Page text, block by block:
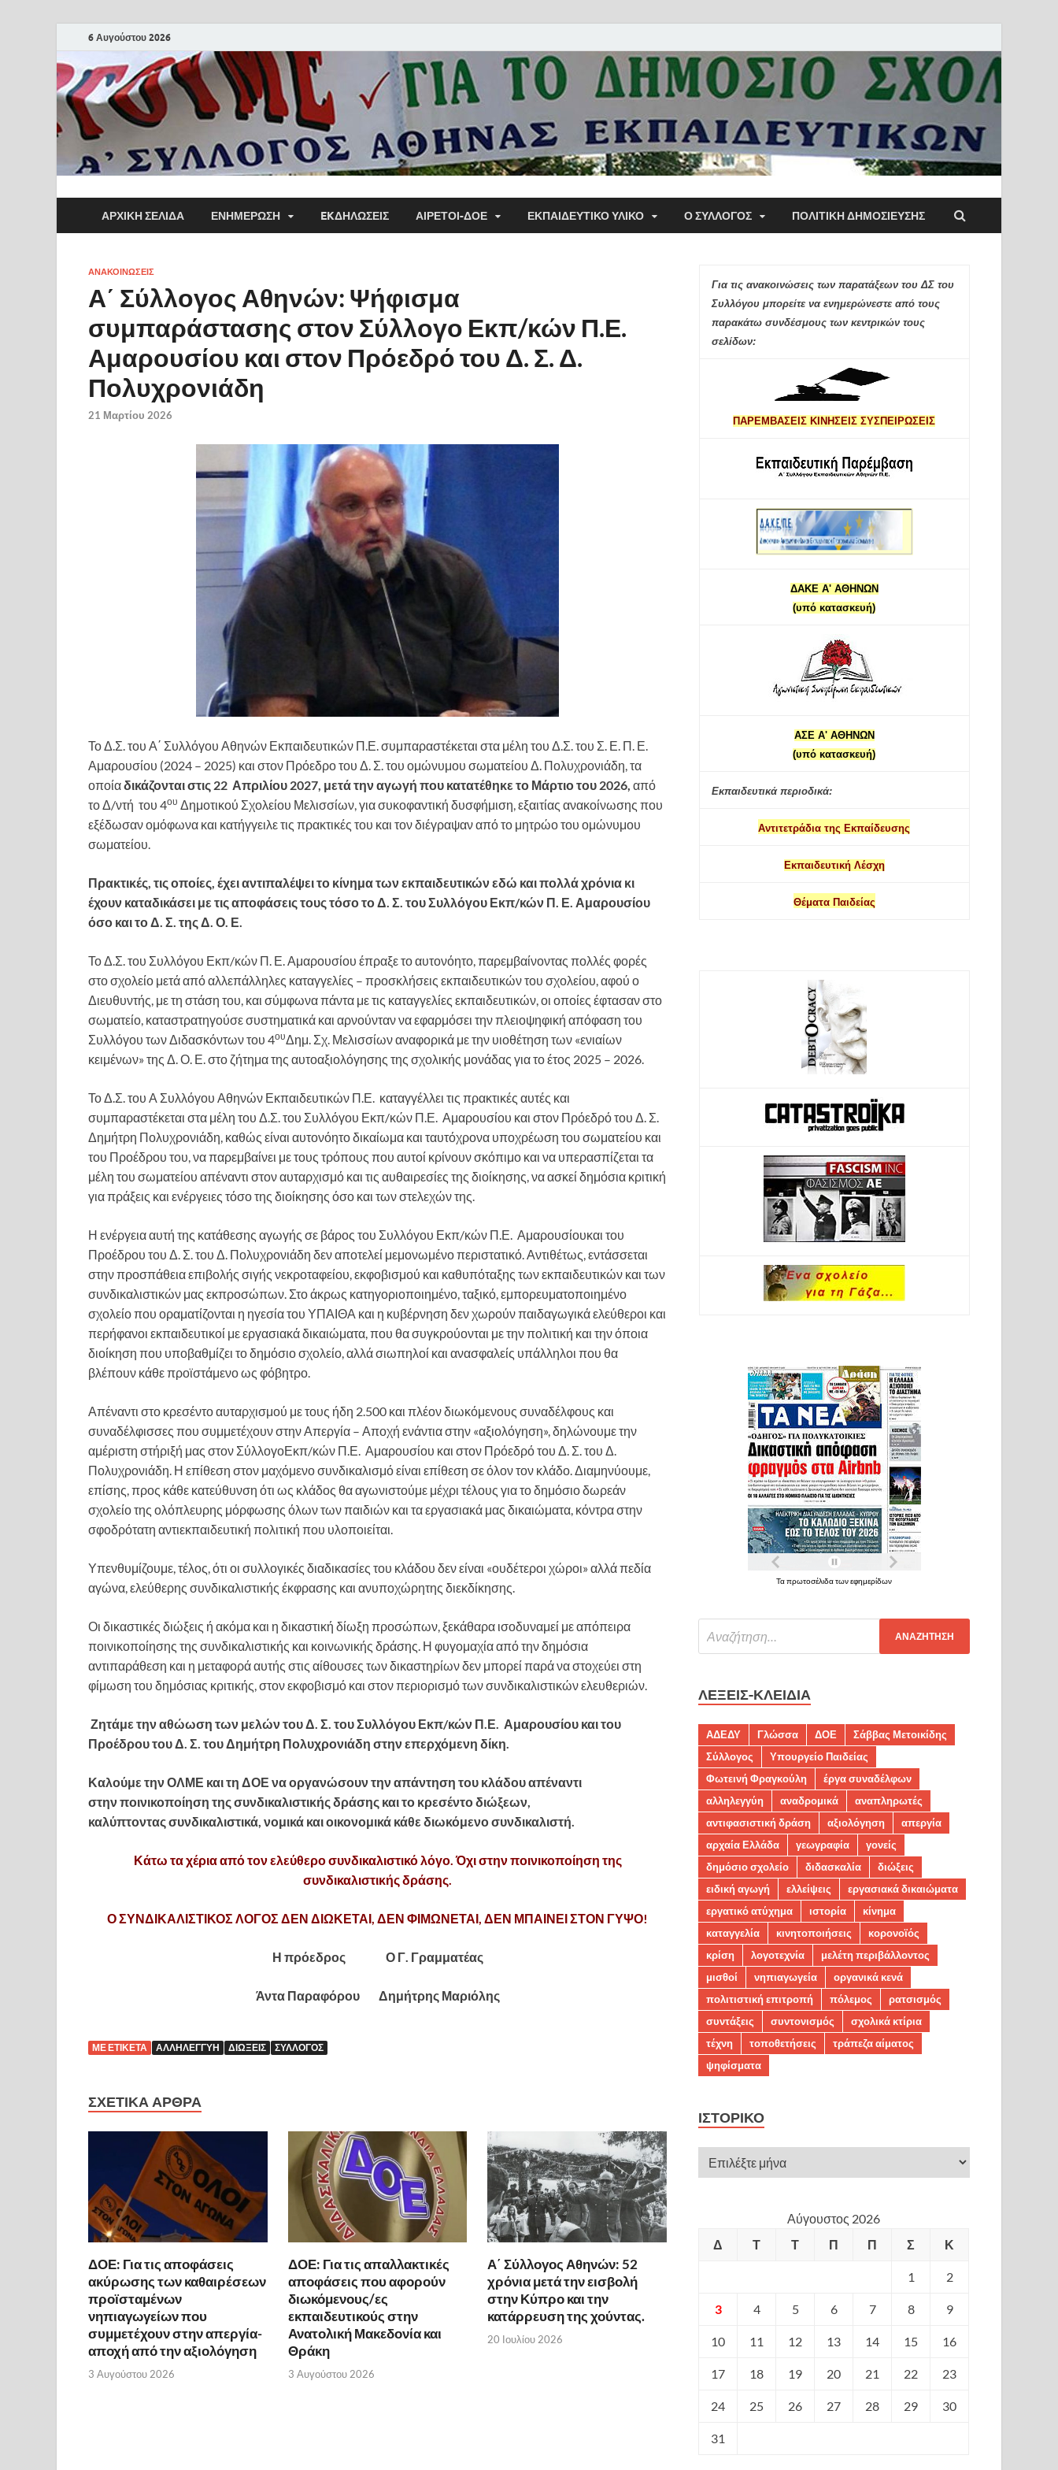
6 Αυγούστου 2026
Α΄ Σύλλογος Αθηνών
Εκπαιδευτικών Π.Ε.
ΑΡΧΙΚΗ ΣΕΛΙΔΑ ΕΝΗΜΕΡΩΣΗ EKΔΗΛΩΣΕΙΣ ΑΙΡΕΤΟΙ-ΔΟΕ ΕΚΠΑΙΔΕΥΤΙΚΌ ΥΛΙΚΌ Ο ΣΥΛΛΟΓΟΣ ΠΟΛΙΤΙΚΉ ΔΗΜΟΣΊΕΥΣΗΣ
ΑΝΑΚΟΙΝΩΣΕΙΣ
Α΄ Σύλλογος Αθηνών: Ψήφισμα
συμπαράστασης στον Σύλλογο Εκπ/κών Π.Ε.
Αμαρουσίου και στον Πρόεδρό του Δ. Σ. Δ.
Πολυχρονιάδη
21 Μαρτίου 2026
Το Δ.Σ. του Α΄ Συλλόγου Αθηνών Εκπαιδευτικών Π.Ε. συμπαραστέκεται στα μέλη του Δ.Σ. του Σ. Ε. Π. Ε.
Αμαρουσίου (2024 – 2025) και στον Πρόεδρο του Δ. Σ. του ομώνυμου σωματείου Δ. Πολυχρονιάδη, τα
οποίαδικάζονται στις 22 Απριλίου 2027, μετά την αγωγή που κατατέθηκε το Μάρτιο του 2026, από
το Δ/ντή του 4ου Δημοτικού Σχολείου Μελισσίων, για συκοφαντική δυσφήμιση, εξαιτίας ανακοίνωσης που
εξέδωσαν ομόφωνα και κατήγγειλε τις πρακτικές του και τον διέγραψαν από το μητρώο του ομώνυμου
σωματείου.
Πρακτικές, τις οποίες, έχει αντιπαλέψει το κίνημα των εκπαιδευτικών εδώ και πολλά χρόνια κι
έχουν καταδικάσει με τις αποφάσεις τους τόσο το Δ. Σ. του Συλλόγου Εκπ/κών Π. Ε. Αμαρουσίου
όσο και το Δ. Σ. της Δ. Ο. Ε.
Το Δ.Σ. του Συλλόγου Εκπ/κών Π. Ε. Αμαρουσίου έπραξε το αυτονόητο, παρεμβαίνοντας πολλές φορές
στο σχολείο μετά από αλλεπάλληλες καταγγελίες – προσκλήσεις εκπαιδευτικών του σχολείου, αφού ο
Διευθυντής, με τη στάση του, και σύμφωνα πάντα με τις καταγγελίες εκπαιδευτικών, οι οποίες έφτασαν στο
σωματείο, καταστρατηγούσε συστηματικά και αρνούνταν να εφαρμόσει την πλειοψηφική απόφαση του
Συλλόγου των Διδασκόντων του 4ουΔημ. Σχ. Μελισσίων αναφορικά με την υιοθέτηση των «ενιαίων
κειμένων» της Δ. Ο. Ε. στο ζήτημα της αυτοαξιολόγησης της σχολικής μονάδας για το έτος 2025 – 2026.
Το Δ.Σ. του Α Συλλόγου Αθηνών Εκπαιδευτικών Π.Ε. καταγγέλλει τις πρακτικές αυτές και
συμπαραστέκεται στα μέλη του Δ.Σ. του Συλλόγου Εκπ/κών Π.Ε. Αμαρουσίου και στον Πρόεδρό του Δ. Σ.
Δημήτρη Πολυχρονιάδη, καθώς είναι αυτονόητο δικαίωμα και ταυτόχρονα υποχρέωση του σωματείου και
του Προέδρου του, να παρεμβαίνει με τους τρόπους που αυτοί κρίνουν σκόπιμο και να υπερασπίζεται τα
μέλη του σωματείου απέναντι στον αυταρχισμό και τις αυθαιρεσίες της διοίκησης, να ασκεί δημόσια κριτική
για πράξεις και ενέργειες τόσο της διοίκησης όσο και των στελεχών της.
Η ενέργεια αυτή της κατάθεσης αγωγής σε βάρος του Συλλόγου Εκπ/κών Π.Ε. Αμαρουσίουκαι του
Προέδρου του Δ. Σ. του Δ. Πολυχρονιάδη δεν αποτελεί μεμονωμένο περιστατικό. Αντιθέτως, εντάσσεται
στην προσπάθεια επιβολής σιγής νεκροταφείου, εκφοβισμού και καθυπόταξης των εκπαιδευτικών και των
συνδικαλιστικών μας εκπροσώπων. Στο άκρως κατηγοριοποιημένο, ταξικό, εμπορευματοποιημένο
σχολείο που οραματίζονται η ηγεσία του ΥΠΑΙΘΑ και η κυβέρνηση δεν χωρούν παιδαγωγικά ελεύθεροι και
περήφανοι εκπαιδευτικοί με εργασιακά δικαιώματα, που θα συγκρούονται με την πολιτική και την όποια
διοίκηση που υποβαθμίζει το δημόσιο σχολείο, αλλά σιωπηλοί και ανασφαλείς υπάλληλοι που θα
βλέπουν κάθε προϊστάμενο ως φόβητρο.
Απέναντι στο κρεσέντο αυταρχισμού με τους ήδη 2.500 και πλέον διωκόμενους συναδέλφους και
συναδέλφισσες που συμμετέχουν στην Απεργία – Αποχή ενάντια στην «αξιολόγηση», δηλώνουμε την
αμέριστη στήριξή μας στον ΣύλλογοΕκπ/κών Π.Ε. Αμαρουσίου και στον Πρόεδρό του Δ. Σ. του Δ.
Πολυχρονιάδη. Η επίθεση στον μαχόμενο συνδικαλισμό είναι επίθεση σε όλον τον κλάδο. Διαμηνύουμε,
επίσης, προς κάθε κατεύθυνση ότι ως κλάδος θα αγωνιστούμε μέχρι τέλους για το δημόσιο δωρεάν
σχολείο της ολόπλευρης μόρφωσης όλων των παιδιών και τα εργασιακά μας δικαιώματα, κόντρα στην
σφοδρότατη αντιεκπαιδευτική πολιτική που υλοποιείται.
Υπενθυμίζουμε, τέλος, ότι οι συλλογικές διαδικασίες του κλάδου δεν είναι «ουδέτεροι χώροι» αλλά πεδία
αγώνα, ελεύθερης συνδικαλιστικής έκφρασης και ανυποχώρητης διεκδίκησης.
Οι δικαστικές διώξεις ή ακόμα και η δικαστική δίωξη προσώπων, ξεκάθαρα ισοδυναμεί με απόπειρα
ποινικοποίησης της συνδικαλιστικής και κοινωνικής δράσης. Η φυγομαχία από την δημόσια
αντιπαράθεση και η μεταφορά αυτής στις αίθουσες των δικαστηρίων δεν μπορεί παρά να στοχεύει στη
φίμωση του δημόσιας κριτικής, στον εκφοβισμό και στον περιορισμό των συνδικαλιστικών ελευθεριών.
Ζητάμε την αθώωση των μελών του Δ. Σ. του Συλλόγου Εκπ/κών Π.Ε. Αμαρουσίου και του
Προέδρου του Δ. Σ. του Δημήτρη Πολυχρονιάδη στην επερχόμενη δίκη.
Καλούμε την ΟΛΜΕ και τη ΔΟΕ να οργανώσουν την απάντηση του κλάδου απέναντι
στην ποινικοποίηση της συνδικαλιστικής δράσης και το κρεσέντο διώξεων,
καλύπτοντας συνδικαλιστικά, νομικά και οικονομικά κάθε διωκόμενο συνδικαλιστή.
Κάτω τα χέρια από τον ελεύθερο συνδικαλιστικό λόγο. Όχι στην ποινικοποίηση της
συνδικαλιστικής δράσης.
Ο ΣΥΝΔΙΚΑΛΙΣΤΙΚΟΣ ΛΟΓΟΣ ΔΕΝ ΔΙΩΚΕΤΑΙ, ΔΕΝ ΦΙΜΩΝΕΤΑΙ, ΔΕΝ ΜΠΑΙΝΕΙ ΣΤΟΝ ΓΥΨΟ!
Η πρόεδρος Ο Γ. Γραμματέας
Άντα Παραφόρου Δημήτρης Μαριόλης
ΜΕ ΕΤΙΚΈΤΑ ΑΛΛΗΛΕΓΓΎΗ ΔΙΏΞΕΙΣ ΣΎΛΛΟΓΟΣ
ΣΧΕΤΙΚΆ ΆΡΘΡΑ
ΔΟΕ: Για τις αποφάσεις
ακύρωσης των καθαιρέσεων
προϊσταμένων
νηπιαγωγείων που
συμμετέχουν στην απεργία-
αποχή από την αξιολόγηση
3 Αυγούστου 2026
ΔΟΕ: Για τις απαλλακτικές
αποφάσεις που αφορούν
διωκόμενους/ες
εκπαιδευτικούς στην
Ανατολική Μακεδονία και
Θράκη
3 Αυγούστου 2026
Α΄ Σύλλογος Αθηνών: 52
χρόνια μετά την εισβολή
στην Κύπρο και την
κατάρρευση της χούντας.
20 Ιουλίου 2026
Για τις ανακοινώσεις των παρατάξεων του ΔΣ του
Συλλόγου μπορείτε να ενημερώνεστε από τους
παρακάτω συνδέσμους των κεντρικών τους
σελίδων:
ΠΑΡΕΜΒΑΣΕΙΣ ΚΙΝΗΣΕΙΣ ΣΥΣΠΕΙΡΩΣΕΙΣ
ΔΑΚΕ Α' ΑΘΗΝΩΝ
(υπό κατασκευή)
ΑΣΕ Α' ΑΘΗΝΩΝ
(υπό κατασκευή)
Εκπαιδευτικά περιοδικά:
Αντιτετράδια της Εκπαίδευσης
Εκπαιδευτική Λέσχη
Θέματα Παιδείας
Τα πρωτοσέλιδα των εφημερίδων
ΛΈΞΕΙΣ-ΚΛΕΙΔΙΆ
ΑΔΕΔΥ Γλώσσα ΔΟΕ
Σάββας Μετοικίδης
Σύλλογος
Υπουργείο Παιδείας
Φωτεινή Φραγκούλη
έργα συναδέλφων
αλληλεγγύη
αναδρομικά
αναπληρωτές
αντιφασιστική δράση
αξιολόγηση
απεργία
αρχαία Ελλάδα
γεωγραφία
γονείς
δημόσιο σχολείο
διδασκαλία
διώξεις
ειδική αγωγή
ελλείψεις
εργασιακά δικαιώματα
εργατικό ατύχημα
ιστορία
κίνημα
καταγγελία
κινητοποιήσεις
κορονοϊός
κρίση
λογοτεχνία
μελέτη περιβάλλοντος
μισθοί
νηπιαγωγεία
οργανικά κενά
πολιτιστική επιτροπή
πόλεμος
ρατσισμός
συντάξεις
συντονισμός
σχολικά κτίρια
τέχνη
τοποθετήσεις
τράπεζα αίματος
ψηφίσματα
ΙΣΤΟΡΙΚΌ
Αύγουστος 2026
Δ
Τ Τ Π Π Σ Κ
1 2
3 4 5 6 7 8 9
10 11 12 13 14 15 16
17 18 19 20 21 22 23
24 25 26 27 28 29 30
31